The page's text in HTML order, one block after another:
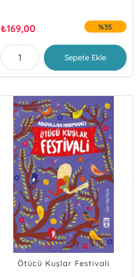
₺169,00 %35
Sepete Ekle
Ötücü Kuşlar Festivali